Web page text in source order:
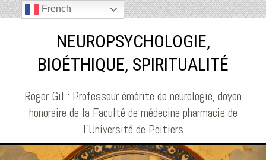
NEUROPSYCHOLOGIE,
BIOÉTHIQUE, SPIRITUALITÉ
Roger Gil : Professeur émérite de neurologie, doyen
honoraire de la Faculté de médecine pharmacie de
l'Université de Poitiers
French